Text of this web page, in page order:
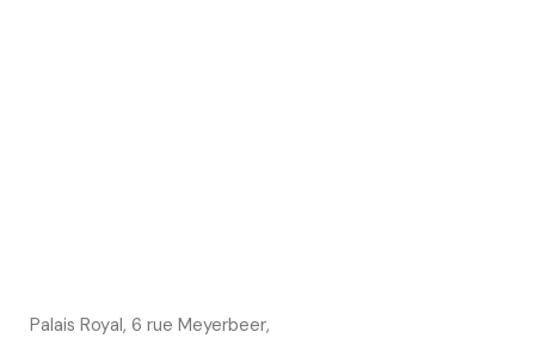
Palais Royal, 6 rue Meyerbeer,